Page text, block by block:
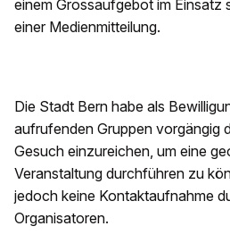
einem Grossaufgebot im Einsatz
einer Medienmitteilung.
Die Stadt Bern habe als
aufrufenden Gruppen vorgängig
Gesuch einzureichen, um eine
Veranstaltung durchführen zu
jedoch keine Kontaktaufnahme
Organisatoren.